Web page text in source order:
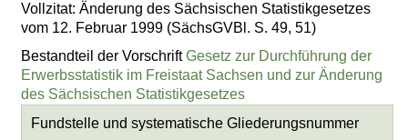
Vollzitat: Änderung des Sächsischen Statistikgesetzes
vom 12. Februar 1999 (SächsGVBl. S. 49, 51)
Bestandteil der VorschriftGesetz zur Durchführung der
Erwerbsstatistik im Freistaat Sachsen und zur Änderung
des Sächsischen Statistikgesetzes
Fundstelle und systematische Gliederungsnummer